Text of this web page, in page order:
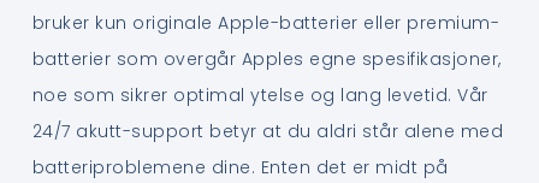
bruker kun originale Apple-batterier eller premium-
batterier som overgår Apples egne spesifikasjoner,
noe som sikrer optimal ytelse og lang levetid. Vår
24/7 akutt-support betyr at du aldri står alene med
batteriproblemene dine. Enten det er midt på